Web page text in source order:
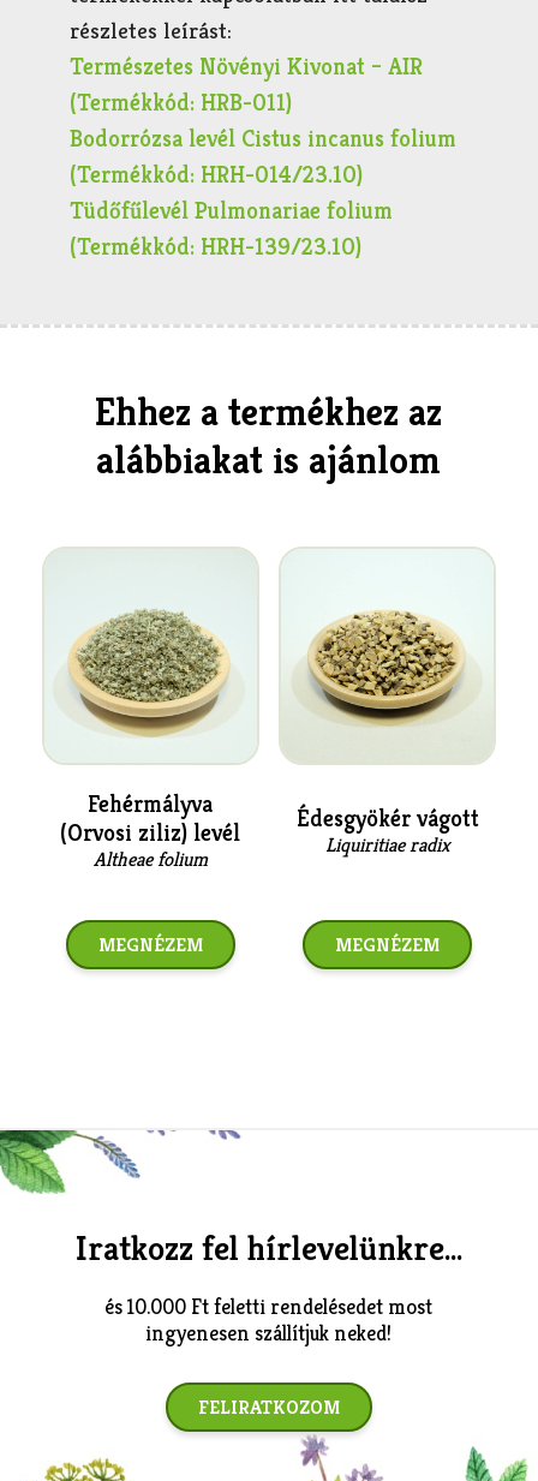
részletes leírást:
Természetes Növényi Kivonat – AIR
(Termékkód: HRB-011)
Bodorrózsa levél Cistus incanus folium
(Termékkód: HRH-014/23.10)
Tüdőfűlevél Pulmonariae folium
(Termékkód: HRH-139/23.10)
Ehhez a termékhez az
alábbiakat is ajánlom
Fehérmályva
(Orvosi ziliz) levél
Altheae folium
MEGNÉZEM
Édesgyökér vágott
Liquiritiae radix
MEGNÉZEM
Iratkozz fel hírlevelünkre...
és 10.000 Ft feletti rendelésedet most
ingyenesen szállítjuk neked!
FELIRATKOZOM